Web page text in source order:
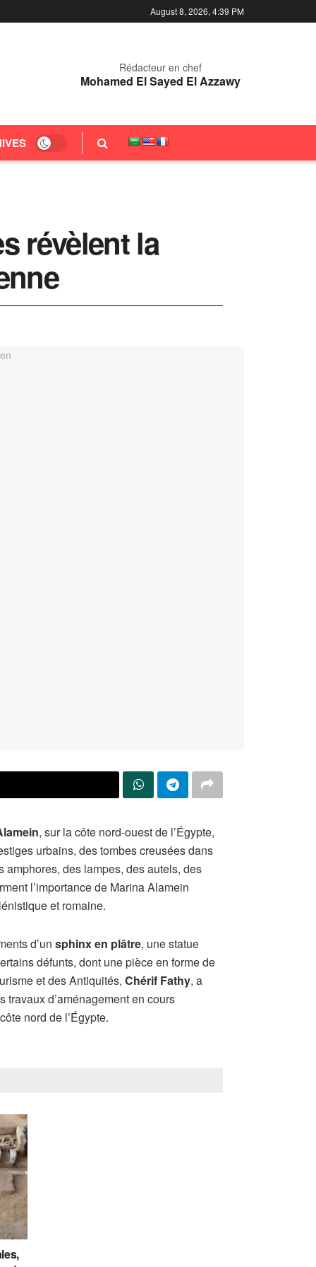
August 8, 2026, 4:39 PM
Rédacteur en chef
Mohamed El Sayed El Azzawy
révèlent la
, sur la côte nord-ouest de l’Égypte,
urbains, des tombes creusées dans
amphores, des lampes, des autels, des
l’importance de Marina Alamein
et romaine.
d’un sphinx en plâtre, une statue
défunts, dont une pièce en forme de
et des Antiquités, Chérif Fathy, a
d’aménagement en cours
nord de l’Égypte.